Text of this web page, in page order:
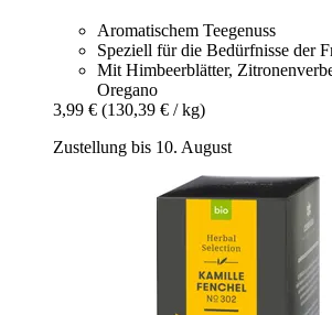
Aromatischem Teegenuss
Speziell für die Bedürfnisse der
Mit Himbeerblätter,
Oregano
3,99 € (130,39 € / kg)
Zustellung bis 10. August